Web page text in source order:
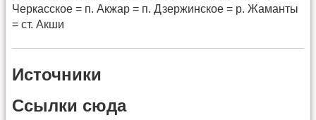
Черкасское = п. Акжар = п. Дзержинское = р. Жаманты
= ст. Акши
Источники
Ссылки сюда